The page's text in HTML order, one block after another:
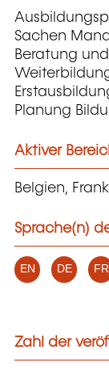
Sachen
Beratung
Planung
Aktiver
Belgien,
Sprache(n)
EN DE FR
Zahl der